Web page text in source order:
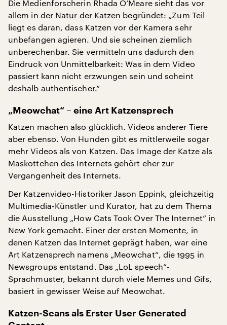
Die Medienforscherin Rhada O’Meare sieht das vor
allem in der Natur der Katzen begründet: „Zum Teil
liegt es daran, dass Katzen vor der Kamera sehr
unbefangen agieren. Und sie scheinen ziemlich
unberechenbar. Sie vermitteln uns dadurch den
Eindruck von Unmittelbarkeit: Was in dem Video
passiert kann nicht erzwungen sein und scheint
deshalb authentischer.“
„Meowchat“ – eine Art Katzensprech
Katzen machen also glücklich. Videos anderer Tiere
aber ebenso. Von Hunden gibt es mittlerweile sogar
mehr Videos als von Katzen. Das Image der Katze als
Maskottchen des Internets gehört eher zur
Vergangenheit des Internets.
Der Katzenvideo-Historiker Jason Eppink, gleichzeitig
Multimedia-Künstler und Kurator, hat zu dem Thema
die Ausstellung „How Cats Took Over The Internet“ in
New York gemacht. Einer der ersten Momente, in
denen Katzen das Internet geprägt haben, war eine
Art Katzensprech namens „Meowchat“, die 1995 in
Newsgroups entstand. Das „LoL speech“-
Sprachmuster, bekannt durch viele Memes und Gifs,
basiert in gewisser Weise auf Meowchat.
Katzen-Scans als Erster User Generated